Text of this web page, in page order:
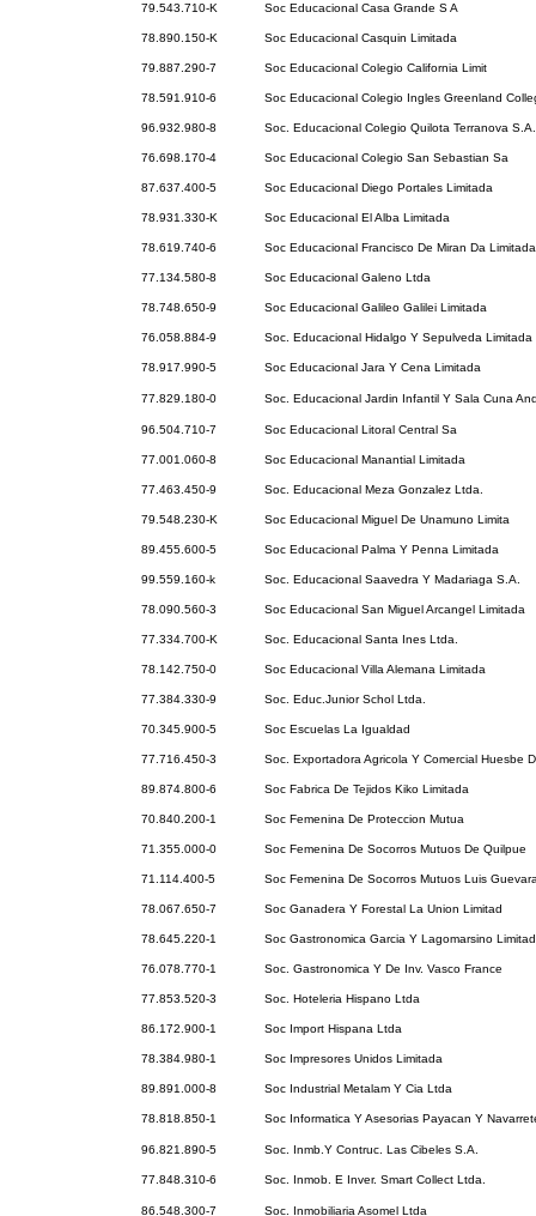
79.543.710-K Soc Educacional Casa Grande S A
78.890.150-K Soc Educacional Casquin Limitada
79.887.290-7 Soc Educacional Colegio California Limit
78.591.910-6 Soc Educacional Colegio Ingles Greenland
96.932.980-8 Soc. Educacional Colegio Quilota Terranova S.A.
76.698.170-4 Soc Educacional Colegio San Sebastian Sa
87.637.400-5 Soc Educacional Diego Portales Limitada
78.931.330-K Soc Educacional El Alba Limitada
78.619.740-6 Soc Educacional Francisco De Miran Da Limitada
77.134.580-8 Soc Educacional Galeno Ltda
78.748.650-9 Soc Educacional Galileo Galilei Limitada
76.058.884-9 Soc. Educacional Hidalgo Y Sepulveda Limitada
78.917.990-5 Soc Educacional Jara Y Cena Limitada
77.829.180-0 Soc. Educacional Jardin Infantil Y Sala Cuna
96.504.710-7 Soc Educacional Litoral Central Sa
77.001.060-8 Soc Educacional Manantial Limitada
77.463.450-9 Soc. Educacional Meza Gonzalez Ltda.
79.548.230-K Soc Educacional Miguel De Unamuno Limita
89.455.600-5 Soc Educacional Palma Y Penna Limitada
99.559.160-k Soc. Educacional Saavedra Y Madariaga S.A.
78.090.560-3 Soc Educacional San Miguel Arcangel Limitada
77.334.700-K Soc. Educacional Santa Ines Ltda.
78.142.750-0 Soc Educacional Villa Alemana Limitada
77.384.330-9 Soc. Educ.Junior Schol Ltda.
70.345.900-5 Soc Escuelas La Igualdad
77.716.450-3 Soc. Exportadora Agricola Y Comercial Huesbe
89.874.800-6 Soc Fabrica De Tejidos Kiko Limitada
70.840.200-1 Soc Femenina De Proteccion Mutua
71.355.000-0 Soc Femenina De Socorros Mutuos De Quilpue
71.114.400-5 Soc Femenina De Socorros Mutuos Luis
78.067.650-7 Soc Ganadera Y Forestal La Union Limitad
78.645.220-1 Soc Gastronomica Garcia Y Lagomarsino
76.078.770-1 Soc. Gastronomica Y De Inv. Vasco France
77.853.520-3 Soc. Hoteleria Hispano Ltda
86.172.900-1 Soc Import Hispana Ltda
78.384.980-1 Soc Impresores Unidos Limitada
89.891.000-8 Soc Industrial Metalam Y Cia Ltda
78.818.850-1 Soc Informatica Y Asesorias Payacan Y
96.821.890-5 Soc. Inmb.Y Contruc. Las Cibeles S.A.
77.848.310-6 Soc. Inmob. E Inver. Smart Collect Ltda.
86.548.300-7 Soc. Inmobiliaria Asomel Ltda